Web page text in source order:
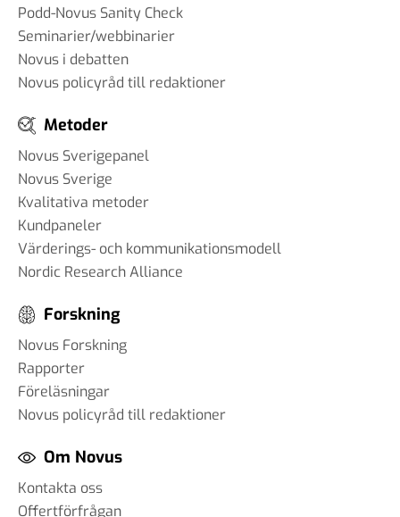
Podd-Novus Sanity Check
Seminarier/webbinarier
Novus i debatten
Novus policyråd till redaktioner
Metoder
Novus Sverigepanel
Novus Sverige
Kvalitativa metoder
Kundpaneler
Värderings- och kommunikationsmodell
Nordic Research Alliance
Forskning
Novus Forskning
Rapporter
Föreläsningar
Novus policyråd till redaktioner
Om Novus
Kontakta oss
Offertförfrågan